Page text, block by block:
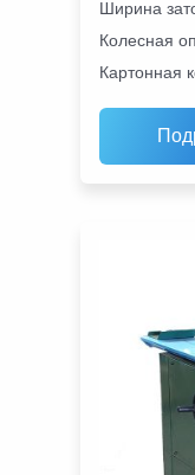
Ширина
Колесная
Картонная